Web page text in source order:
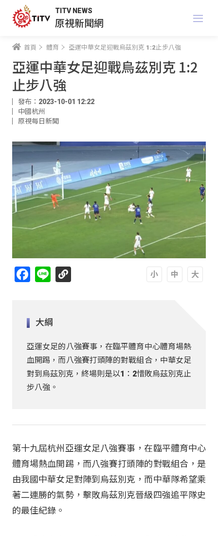
TITV NEWS
原視新聞網
首頁 體育 亞運中華女足迎戰烏茲別克 1:2止步八強
亞運中華女足迎戰烏茲別克 1:2
止步八強
發布：2023-10-01 12:22
中國杭州
原視每日新聞
Facebook
Line
大綱
亞運女足的八強賽事，在臨平體育中心體育場熱
血開踢，而八強賽打頭陣的對戰組合，中華女足
對到烏茲別克，終場則是以1：2惜敗烏茲別克止
步八強。
第十九屆杭州亞運女足八強賽事，在臨平體育中心
體育場熱血開踢，而八強賽打頭陣的對戰組合，是
由我國中華女足對陣到烏茲別克，而中華隊希望乘
著二連勝的氣勢，擊敗烏茲別克晉級四強追平隊史
的最佳紀錄。